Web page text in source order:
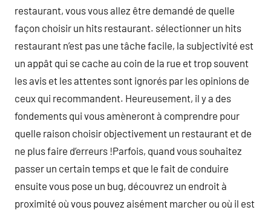
restaurant, vous vous allez être demandé de quelle
façon choisir un hits restaurant. sélectionner un hits
restaurant n’est pas une tâche facile, la subjectivité est
un appât qui se cache au coin de la rue et trop souvent
les avis et les attentes sont ignorés par les opinions de
ceux qui recommandent. Heureusement, il y a des
fondements qui vous amèneront à comprendre pour
quelle raison choisir objectivement un restaurant et de
ne plus faire d’erreurs !Parfois, quand vous souhaitez
passer un certain temps et que le fait de conduire
ensuite vous pose un bug, découvrez un endroit à
proximité où vous pouvez aisément marcher ou où il est